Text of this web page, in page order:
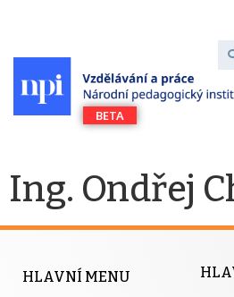
Ing. Ondřej
HLAVNÍ MENU